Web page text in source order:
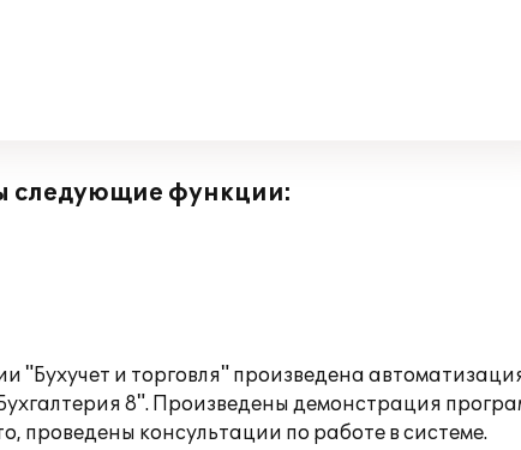
следующие функции:
"Бухучет и торговля" произведена
8". Произведены демонстрация
проведены консультации по работе в системе.